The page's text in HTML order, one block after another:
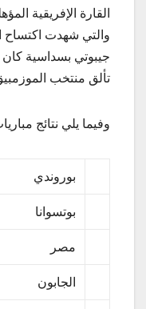
والتي شهدت
جيبوتي بسداسية كان
تألق منتخب
وفيما يلي نتائج
بوروندي
بوتسوانا
مصر
الجابون